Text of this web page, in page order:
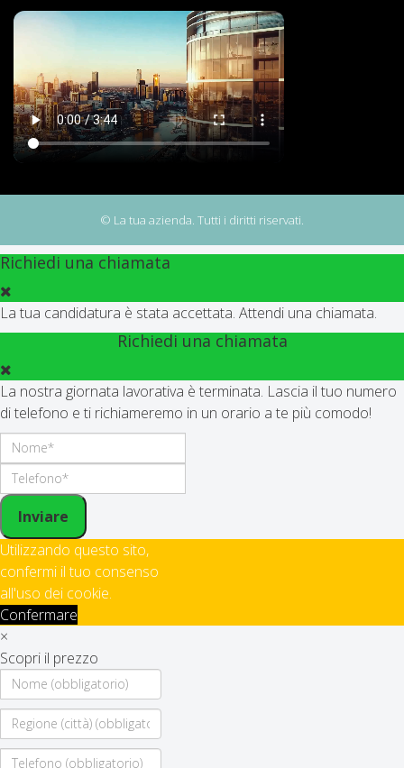
© La tua azienda. Tutti i diritti riservati.
Richiedi una chiamata
La tua candidatura è stata accettata. Attendi una chiamata.
Richiedi una chiamata
La nostra giornata lavorativa è terminata. Lascia il tuo numero
di telefono e ti richiameremo in un orario a te più comodo!
Inviare
Utilizzando questo sito,
confermi il tuo consenso
all'uso dei cookie.
Confermare
×
Scopri il prezzo